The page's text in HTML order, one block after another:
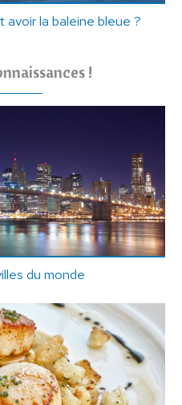
la baleine bleue ?
!
du monde